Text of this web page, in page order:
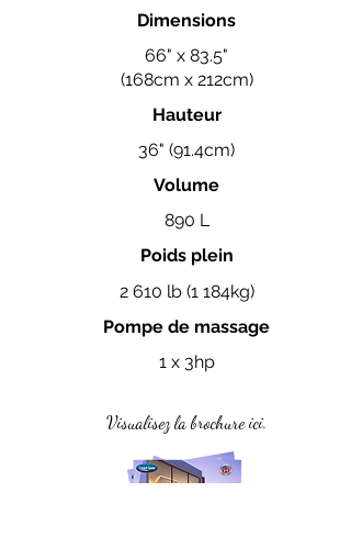
Dimensions
66" x 83.5"
(168cm x 212cm)
Hauteur
36" (91.4cm)
Volume
890 L
Poids plein
2 610 lb (1 184kg)
Pompe de massage
1 x 3hp
Visualisez la brochure ici.